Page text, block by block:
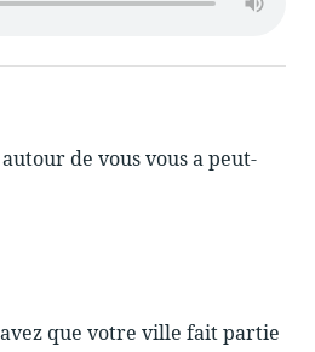
de vous vous a peut-
que votre ville fait partie